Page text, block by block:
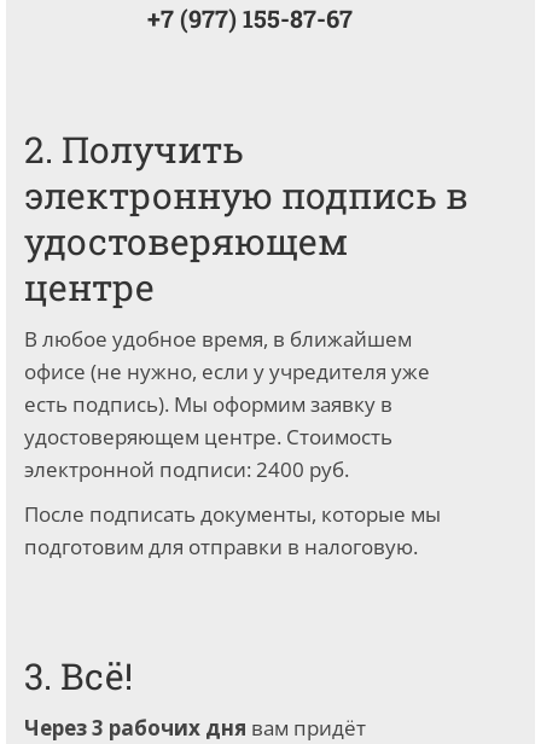
+7 (977) 155-87-67
2. Получить
электронную подпись в
удостоверяющем
центре
В любое удобное время, в ближайшем
офисе (не нужно, если у учредителя уже
есть подпись). Мы оформим заявку в
удостоверяющем центре. Стоимость
электронной подписи: 2400 руб.
После подписать документы, которые мы
подготовим для отправки в налоговую.
3. Всё!
Через 3 рабочих дня вам придёт